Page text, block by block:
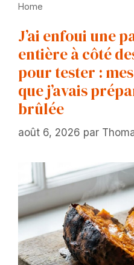
Home
J’ai enfoui une
entière à côté
pour tester :
que j’avais
brûlée
août 6, 2026 par